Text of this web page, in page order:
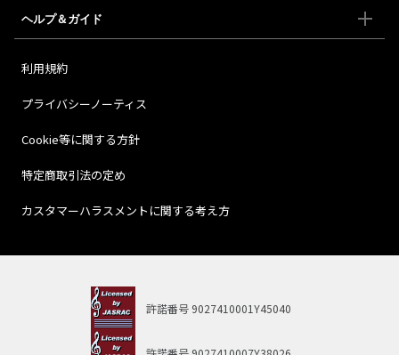
ヘルプ＆ガイド
利用規約
プライバシーノーティス
Cookie等に関する方針
特定商取引法の定め
カスタマーハラスメントに関する考え方
許諾番号 9027410001Y45040